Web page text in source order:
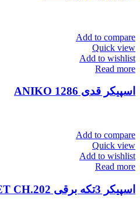
Add to compare
Quick view
Add to wishlist
Read more
اسپیکر قدی ANIKO 1286
Add to compare
Quick view
Add to wishlist
Read more
اسپیکر 3تکه برقی P_NET CH.202 آنیکو